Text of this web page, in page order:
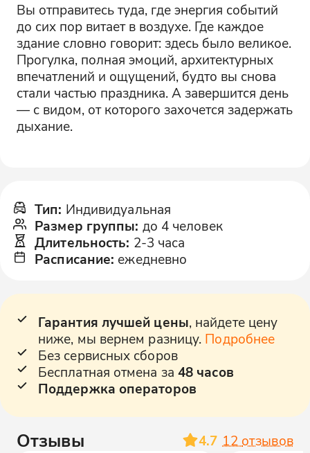
Вы отправитесь туда, где энергия событий
до сих пор витает в воздухе. Где каждое
здание словно говорит: здесь было великое.
Прогулка, полная эмоций, архитектурных
впечатлений и ощущений, будто вы снова
стали частью праздника. А завершится день
— с видом, от которого захочется задержать
дыхание.
Тип: Индивидуальная
Размер группы: до 4 человек
Длительность: 2-3 часа
Расписание: ежедневно
Гарантия лучшей цены, найдете цену
ниже, мы вернем разницу. Подробнее
Без сервисных сборов
Бесплатная отмена за 48 часов
Поддержка операторов
Отзывы 4.7 12 отзывов